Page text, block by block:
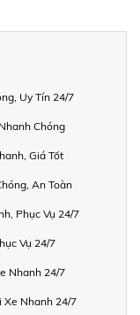
Uy Tín 24/7
Chóng
Giá Tốt
An Toàn
Phục Vụ 24/7
Vụ 24/7
Nhanh 24/7
Xe Nhanh 24/7